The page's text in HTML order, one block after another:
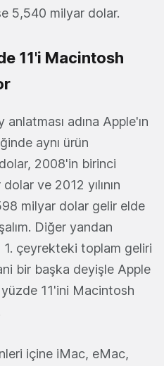
5,540 milyar dolar.
11'i Macintosh
adına Apple'ın
aynı ürün
2008'in birinci
ve 2012 yılının
milyar dolar gelir elde
Diğer yandan
1. çeyrekteki toplam geliri
bir başka deyişle Apple
11'ini Macintosh
içine iMac, eMac,